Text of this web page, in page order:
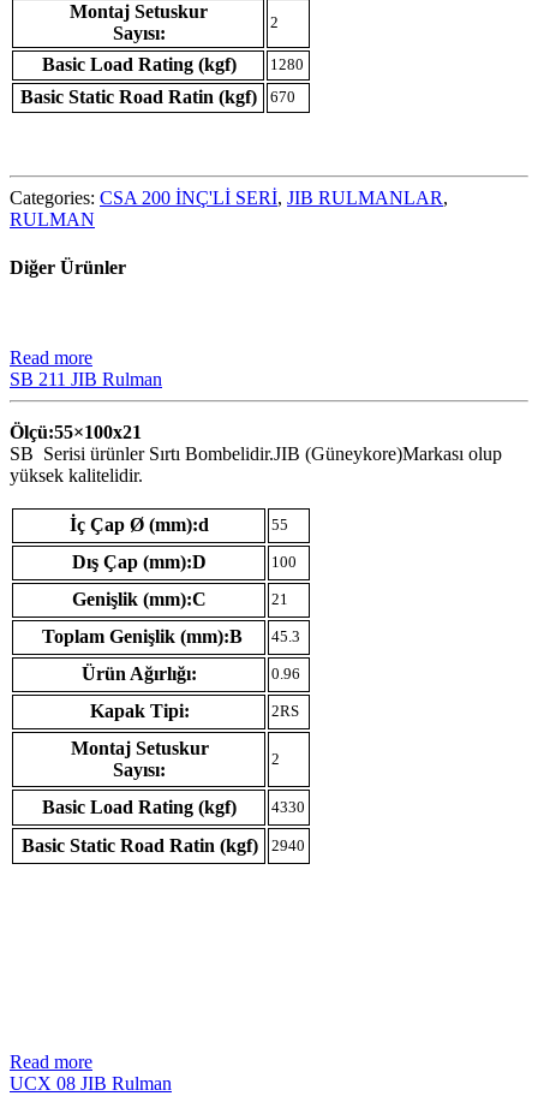
Montaj Setuskur
Sayısı:
2
Basic Load Rating (kgf) 1280
Basic Static Road Ratin (kgf) 670
Categories: CSA 200 İNÇ'Lİ SERİ, JIB RULMANLAR,
RULMAN
Diğer Ürünler
Read more
SB 211 JIB Rulman
Ölçü:55×100x21
SB Serisi ürünler Sırtı Bombelidir.JIB (Güneykore)Markası olup
yüksek kalitelidir.
İç Çap Ø (mm):d 55
Dış Çap (mm):D 100
Genişlik (mm):C 21
Toplam Genişlik (mm):B 45.3
Ürün Ağırlığı: 0.96
Kapak Tipi: 2RS
Montaj Setuskur
Sayısı:
2
Basic Load Rating (kgf) 4330
Basic Static Road Ratin (kgf) 2940
Read more
UCX 08 JIB Rulman